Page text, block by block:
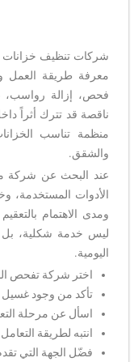
شركات تنظيف خزانات
معرفة طريقة العمل
فحص، إزالة رواسب،
ناقصة قد تترك أثراً
منظمة تناسب
والشقق.
عند البحث عن شركة
الأدوات المستخدمة،
ومدى الاهتمام
ليس خدمة شكلية، بل
اليومية.
اختر شركة تفحص
تأكد من وجود غسيل
اسأل عن مرحلة
انتبه لطريقة
فضّل الجهة التي